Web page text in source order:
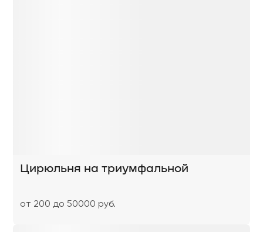
Цирюльня на триумфальной
от 200 до 50000 руб.